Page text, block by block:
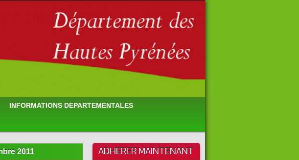
INFORMATIONS DEPARTEMENTALES
2011 ADHERER MAINTENANT